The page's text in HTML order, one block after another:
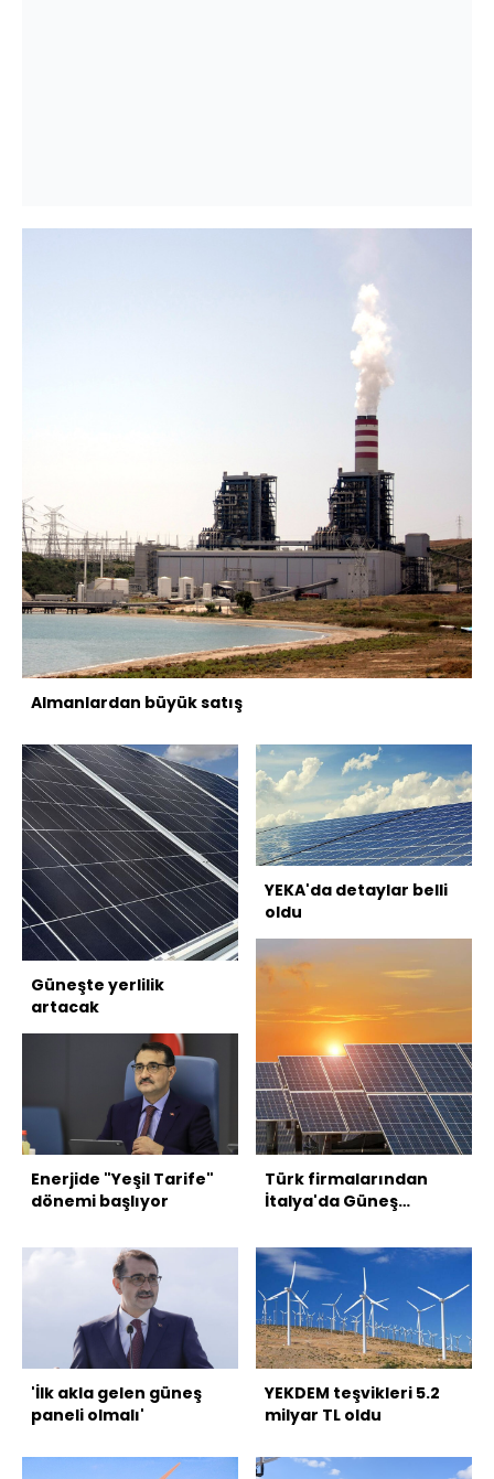
Almanlardan büyük satış
Güneşte yerlilik
artacak
Enerjide "Yeşil Tarife"
dönemi başlıyor
YEKA'da detaylar belli
oldu
Türk firmalarından
İtalya'da Güneş
'İlk akla gelen güneş
paneli olmalı'
YEKDEM teşvikleri 5.2
milyar TL oldu